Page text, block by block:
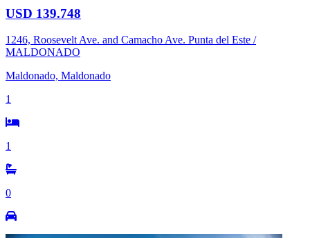
USD 139.748
1246, Roosevelt Ave. and Camacho Ave. Punta del Este /
MALDONADO
Maldonado, Maldonado
1
1
0